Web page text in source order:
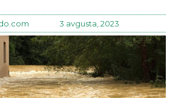
3 avgusta, 2023